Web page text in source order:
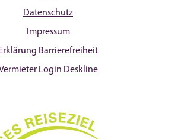
Datenschutz
Impressum
Barrierefreiheit
Login Deskline